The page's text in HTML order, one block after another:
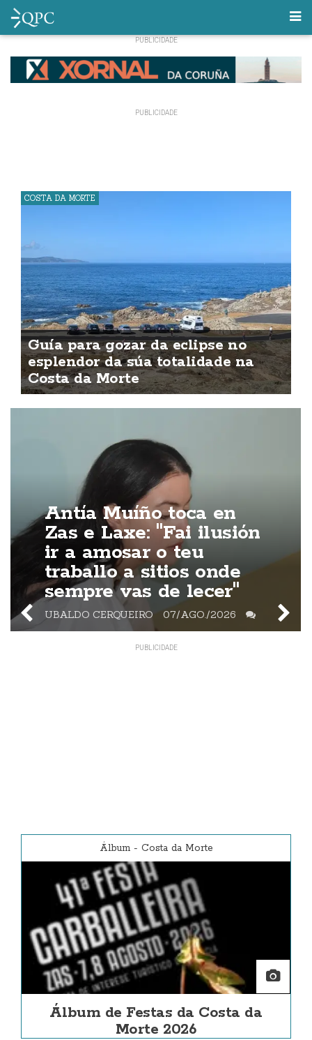
COSTA DA MORTE
Guía para gozar da eclipse no
esplendor da súa totalidade na
Costa da Morte
Antía Muíño toca en
Zas e Laxe: "Fai ilusión
ir a amosar o teu
traballo a sitios onde
sempre vas de lecer"
UBALDO CERQUEIRO 07/AGO./2026
Álbum - Costa da Morte
Álbum de Festas da Costa da
Morte 2026